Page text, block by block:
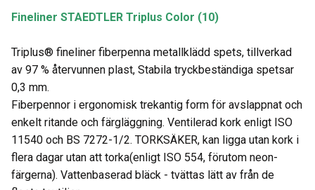
Fineliner STAEDTLER Triplus Color (10)
Triplus® fineliner fiberpenna metallklädd spets, tillverkad
av 97 % återvunnen plast, Stabila tryckbeständiga spetsar
0,3 mm.
Fiberpennor i ergonomisk trekantig form för avslappnat och
enkelt ritande och färgläggning. Ventilerad kork enligt ISO
11540 och BS 7272-1/2. TORKSÄKER, kan ligga utan kork i
flera dagar utan att torka(enligt ISO 554, förutom neon-
färgerna). Vattenbaserad bläck - tvättas lätt av från de